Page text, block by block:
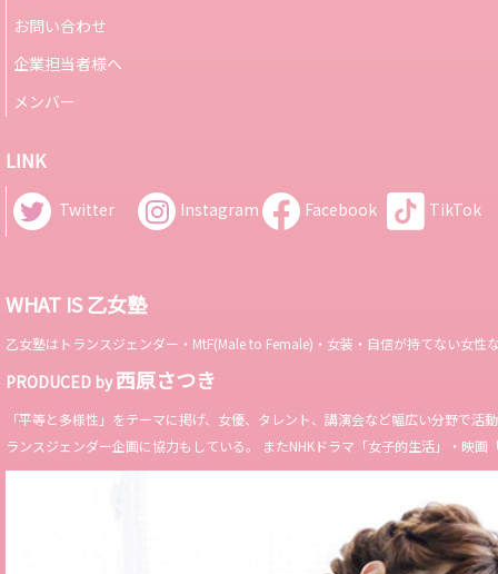
お問い合わせ
企業担当者様へ
メンバー
LINK
Twitter Instagram Facebook TikTok
WHAT IS 乙女塾
乙女塾はトランスジェンダー・MtF(Male to Female)・女装・自信が持てない女
PRODUCED by西原さつき
「平等と多様性」をテーマに掲げ、女優、タレント、講演会など幅広い分野で
ランスジェンダー企画に協力もしている。 またNHKドラマ「女子的生活」・映